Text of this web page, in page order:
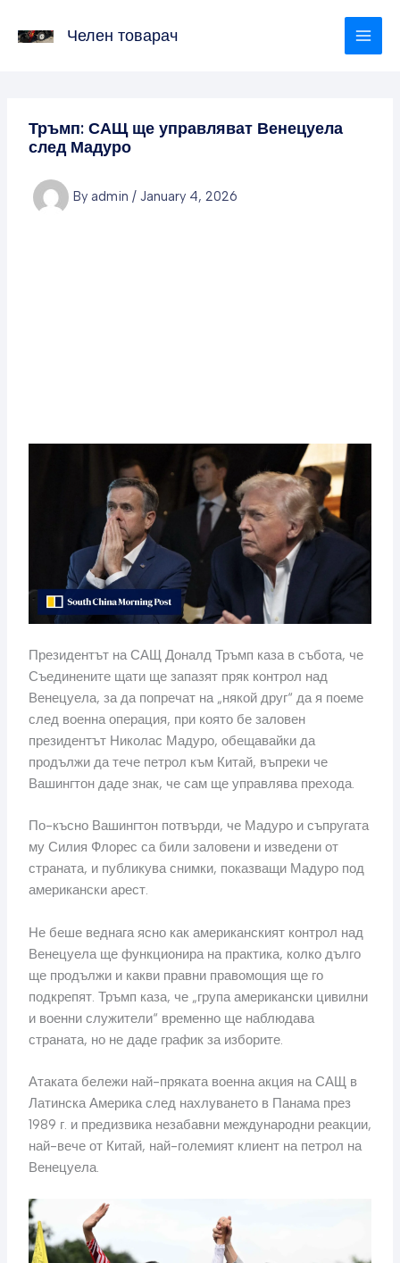
Челен товарач
Тръмп: САЩ ще управляват Венецуела
след Мадуро
By admin / January 4, 2026
Президентът на САЩ Доналд Тръмп каза в събота, че
Съединените щати ще запазят пряк контрол над
Венецуела, за да попречат на „някой друг“ да я поеме
след военна операция, при която бе заловен
президентът Николас Мадуро, обещавайки да
продължи да тече петрол към Китай, въпреки че
Вашингтон даде знак, че сам ще управлява прехода.
По-късно Вашингтон потвърди, че Мадуро и съпругата
му Силия Флорес са били заловени и изведени от
страната, и публикува снимки, показващи Мадуро под
американски арест.
Не беше веднага ясно как американският контрол над
Венецуела ще функционира на практика, колко дълго
ще продължи и какви правни правомощия ще го
подкрепят. Тръмп каза, че „група американски цивилни
и военни служители“ временно ще наблюдава
страната, но не даде график за изборите.
Атаката бележи най-пряката военна акция на САЩ в
Латинска Америка след нахлуването в Панама през
1989 г. и предизвика незабавни международни реакции,
най-вече от Китай, най-големият клиент на петрол на
Венецуела.